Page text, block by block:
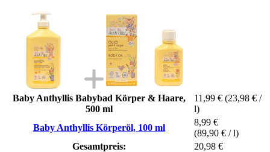
Baby Anthyllis Babybad Körper & Haare,
500 ml
11,99 € (23,98 € /
l)
Baby Anthyllis Körperöl, 100 ml
8,99 €
(89,90 € / l)
Gesamtpreis:
20,98 €